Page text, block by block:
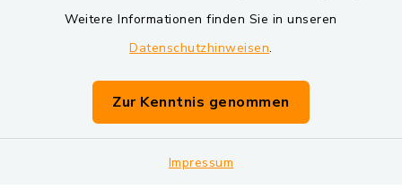
Weitere Informationen finden Sie in unseren
Datenschutzhinweisen.
Zur Kenntnis genommen
Impressum
Barrierefreiheit
Impressum
Sitemap